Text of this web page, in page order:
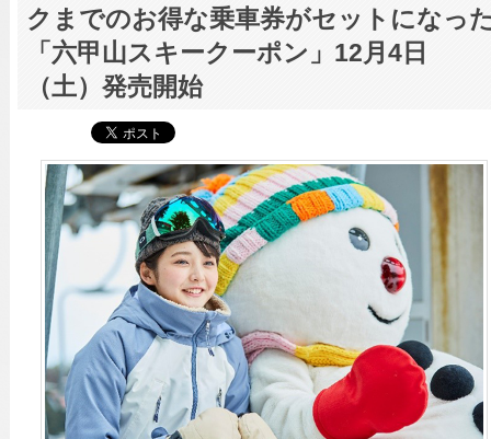
クまでのお得な乗車券がセットになっ
「六甲山スキークーポン」12月4日
（土）発売開始